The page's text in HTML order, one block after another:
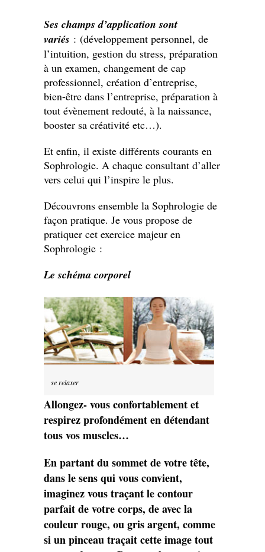
Ses champs d’application sont
variés : (développement personnel, de
l’intuition, gestion du stress, préparation
à un examen, changement de cap
professionnel, création d’entreprise,
bien-être dans l’entreprise, préparation à
tout évènement redouté, à la naissance,
booster sa créativité etc…).
Et enfin, il existe différents courants en
Sophrologie. A chaque consultant d’aller
vers celui qui l’inspire le plus.
Découvrons ensemble la Sophrologie de
façon pratique. Je vous propose de
pratiquer cet exercice majeur en
Sophrologie :
Le schéma corporel
se relaxer
Allongez- vous confortablement et
respirez profondément en détendant
tous vos muscles…
En partant du sommet de votre tête,
dans le sens qui vous convient,
imaginez vous traçant le contour
parfait de votre corps, de avec la
couleur rouge, ou gris argent, comme
si un pinceau traçait cette image tout